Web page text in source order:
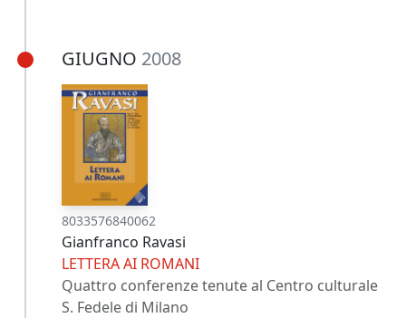
GIUGNO 2008
8033576840062
Gianfranco Ravasi
LETTERA AI ROMANI
Quattro conferenze tenute al Centro culturale
S. Fedele di Milano